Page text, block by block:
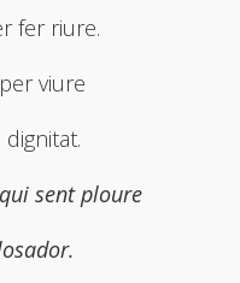
fer riure.
viure
sent ploure